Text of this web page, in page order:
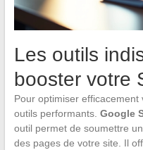
Les outils
booster votre
Pour optimiser
outils performants. Google
outil permet de soumettre
des pages de votre site. Il